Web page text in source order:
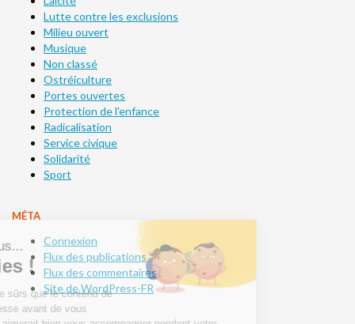
Lutte contre les exclusions
Milieu ouvert
Musique
Non classé
Ostréiculture
Portes ouvertes
Protection de l'enfance
Radicalisation
Service civique
Solidarité
Sport
MÉTA
Connexion
Flux des publications
Flux des commentaires
Site de WordPress-FR